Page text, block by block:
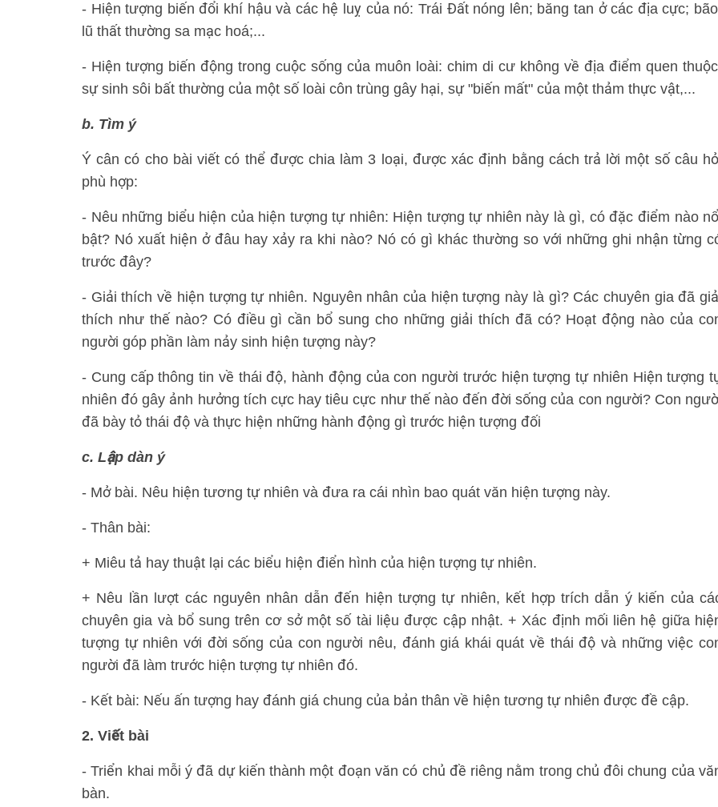
- Hiện tượng biến đổi khí hậu và các hệ luỵ của nó: Trái Đất nóng lên; băng tan ở các địa cực;
lũ thất thường sa mạc hoá;...
- Hiện tượng biến động trong cuộc sống của muôn loài: chim di cư không về địa điểm quen
sự sinh sôi bất thường của một số loài côn trùng gây hại, sự "biến mất" của một thảm thực vật,...
b. Tìm ý
Ý cân có cho bài viết có thể được chia làm 3 loại, được xác định bằng cách trả lời một số câu
phù hợp:
- Nêu những biểu hiện của hiện tượng tự nhiên: Hiện tượng tự nhiên này là gì, có đặc điểm nào
bật? Nó xuất hiện ở đâu hay xảy ra khi nào? Nó có gì khác thường so với những ghi nhận từng
trước đây?
- Giải thích về hiện tượng tự nhiên. Nguyên nhân của hiện tượng này là gì? Các chuyên gia đã
thích như thế nào? Có điều gì cần bổ sung cho những giải thích đã có? Hoạt động nào của
người góp phần làm nảy sinh hiện tượng này?
- Cung cấp thông tin về thái độ, hành động của con người trước hiện tượng tự nhiên Hiện tượng
nhiên đó gây ảnh hưởng tích cực hay tiêu cực như thế nào đến đời sống của con người? Con
đã bày tỏ thái độ và thực hiện những hành động gì trước hiện tượng đối
c. Lập dàn ý
- Mở bài. Nêu hiện tương tự nhiên và đưa ra cái nhìn bao quát văn hiện tượng này.
- Thân bài:
+ Miêu tả hay thuật lại các biểu hiện điển hình của hiện tượng tự nhiên.
+ Nêu lần lượt các nguyên nhân dẫn đến hiện tượng tự nhiên, kết hợp trích dẫn ý kiến của
chuyên gia và bổ sung trên cơ sở một số tài liệu được cập nhật. + Xác định mối liên hệ giữa
tượng tự nhiên với đời sống của con người nêu, đánh giá khái quát về thái độ và những việc
người đã làm trước hiện tượng tự nhiên đó.
- Kết bài: Nếu ấn tượng hay đánh giá chung của bản thân về hiện tương tự nhiên được đề cập.
2. Viết bài
- Triển khai mỗi ý đã dự kiến thành một đoạn văn có chủ đề riêng nằm trong chủ đôi chung của
bàn.